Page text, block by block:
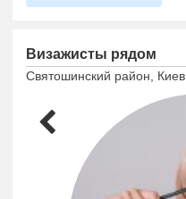
Визажисты рядом
Святошинский район, Киев